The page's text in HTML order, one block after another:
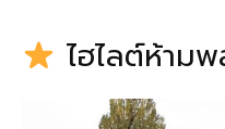
ไฮไลต์ห้ามพ